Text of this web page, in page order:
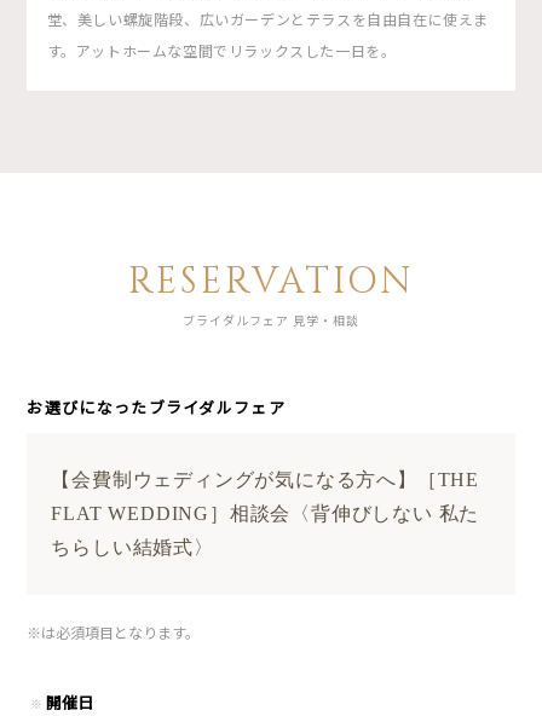
堂、美しい螺旋階段、広いガーデンとテラスを自由自在に使えま
す。アットホームな空間でリラックスした一日を。
RESERVATION
ブライダルフェア 見学・相談
お選びになったブライダルフェア
【会費制ウェディングが気になる方へ】［THE
FLAT WEDDING］相談会〈背伸びしない 私た
ちらしい結婚式〉
※は必須項目となります。
※ 開催日